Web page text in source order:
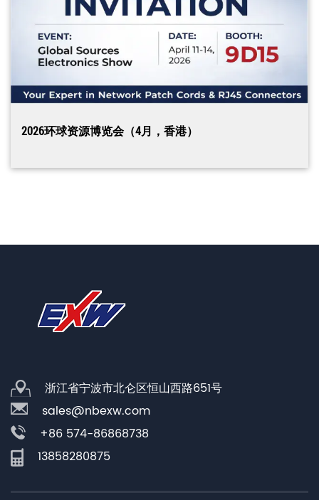
2026环球资源博览会（4月，香港）
浙江省宁波市北仑区恒山西路651号
sales@nbexw.com
+86 574-86868738
13858280875